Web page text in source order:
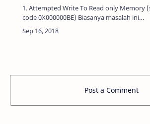
1. Attempted Write To Read only Memory
code 0X000000BE) Biasanya masalah ini
disebabkan adanya kesalahan pada driver
service. Apabila nama file dan service
Post a Comment